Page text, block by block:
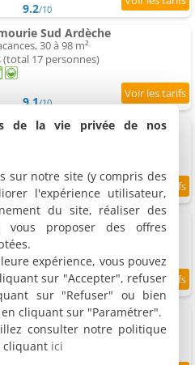
9.2/10
Sud Ardèche
30 à 98 m²
(total 17 personnes)
9.1/10
- Gîte de Charme
9.5/10
2 salles de bains
Mercuer
165 m²
3 salles de bains
de la vie privée de nos
sur notre site (y compris des
l'expérience utilisateur,
du site, réaliser des
vous proposer des offres
expérience, vous pouvez
sur "Accepter", refuser
sur "Refuser" ou bien
cliquant sur "Paramétrer".
consulter notre politique
cliquant ici